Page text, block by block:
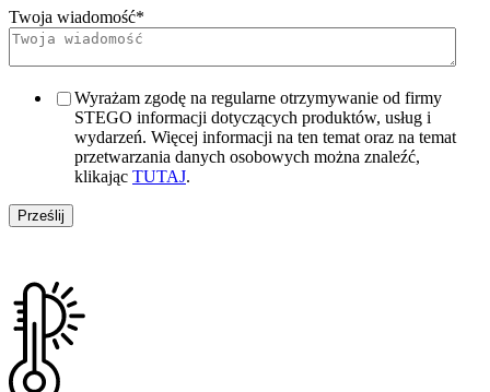
Twoja wiadomość*
Wyrażam zgodę na regularne otrzymywanie od firmy
STEGO informacji dotyczących produktów, usług i
wydarzeń. Więcej informacji na ten temat oraz na temat
przetwarzania danych osobowych można znaleźć,
klikając TUTAJ.